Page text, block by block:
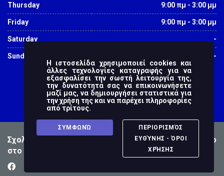
Thursday 9:00 πμ - 3:00 μμ
Friday 9:00 πμ - 3:00 μμ
Saturday -
Sunday -
Σχολή Ανθρωπιστικών Επιστημών - © 2016 Βασισμένο
στο θέμα "MasterStudy"
Η ιστοσελίδα χρησιμοποιεί cookies και
άλλες τεχνολογίες καταγραφής για να
εξασφαλίσει την σωστή λειτουργία της,
την δυνατότητά σας να επικοινωνήσετε
μαζί μας, να δημιουργήσει στατιστικά για
την χρήση της και να παρέχει πληροφορίες
από τρίτους.
ΣΥΜΦΩΝΏ
ΠΕΡΙΟΡΙΣΜΌΣ
ΕΥΘΎΝΗΣ - ΌΡΟΙ
ΧΡΉΣΗΣ